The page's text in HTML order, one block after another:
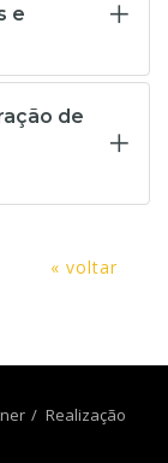
e
de
« voltar
Realização